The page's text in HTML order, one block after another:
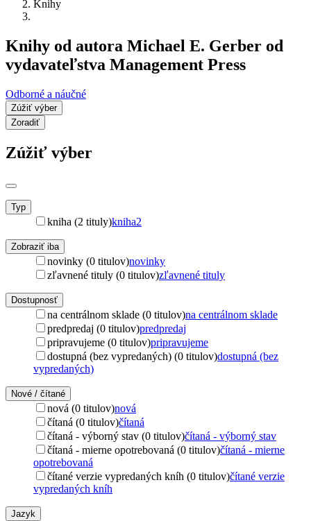
Knihy
Knihy od autora Michael E. Gerber od
vydavateľstva Management Press
Odborné a náučné
Zúžiť výber
Zoradiť
Zúžiť výber
Typ
kniha (2 tituly)kniha2
Zobraziť iba
novinky (0 titulov)novinky
zľavnené tituly (0 titulov)zľavnené tituly
Dostupnosť
na centrálnom sklade (0 titulov)na centrálnom sklade
predpredaj (0 titulov)predpredaj
pripravujeme (0 titulov)pripravujeme
dostupná (bez vypredaných) (0 titulov)dostupná (bez
vypredaných)
Nové / čítané
nová (0 titulov)nová
čítaná (0 titulov)čítaná
čítaná - výborný stav (0 titulov)čítaná - výborný stav
čítaná - mierne opotrebovaná (0 titulov)čítaná - mierne
opotrebovaná
čítané verzie vypredaných kníh (0 titulov)čítané verzie
vypredaných kníh
Jazyk